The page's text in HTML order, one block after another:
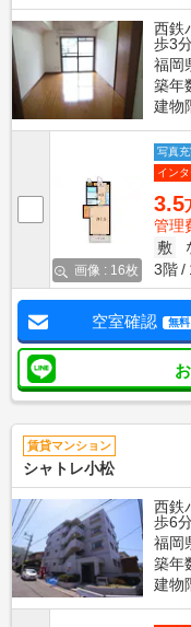
西鉄
歩3
福岡
築年
建物
画像 : 16枚
写真
イン
3.5
管理
敷
3階
空室確認 無料
賃貸マンション
シャトレ小松
西鉄
歩6
福岡
築年
建物